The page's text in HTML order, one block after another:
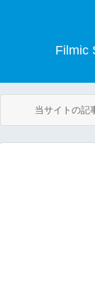
Filmic
当サイトの記